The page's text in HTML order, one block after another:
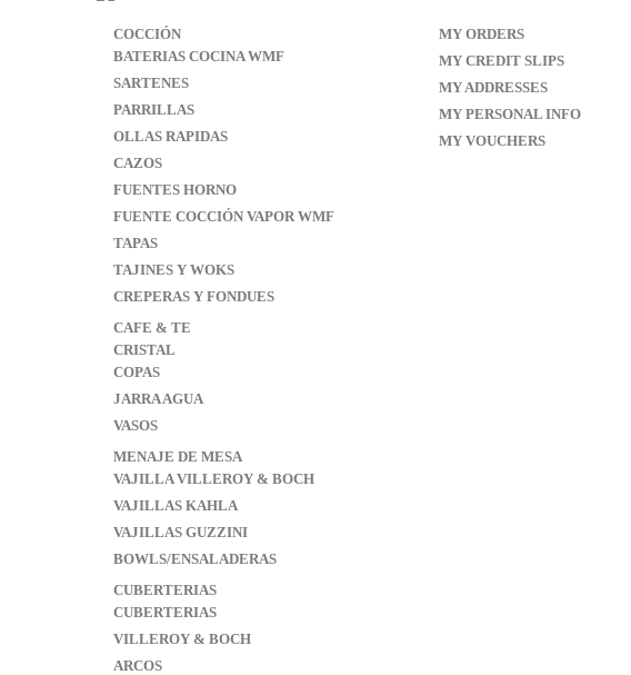
COCCIÓN
BATERIAS COCINA WMF
SARTENES
PARRILLAS
OLLAS RAPIDAS
CAZOS
FUENTES HORNO
FUENTE COCCIÓN VAPOR WMF
TAPAS
TAJINES Y WOKS
CREPERAS Y FONDUES
CAFE & TE
CRISTAL
COPAS
JARRA AGUA
VASOS
MENAJE DE MESA
VAJILLA VILLEROY & BOCH
VAJILLAS KAHLA
VAJILLAS GUZZINI
BOWLS/ENSALADERAS
CUBERTERIAS
CUBERTERIAS
VILLEROY & BOCH
ARCOS
MY ORDERS
MY CREDIT SLIPS
MY ADDRESSES
MY PERSONAL INFO
MY VOUCHERS